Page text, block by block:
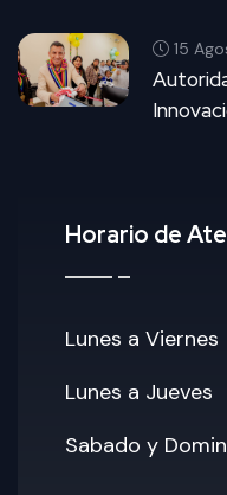
Horario de
Lunes a Viernes
Lunes a Jueves
Sabado y
15